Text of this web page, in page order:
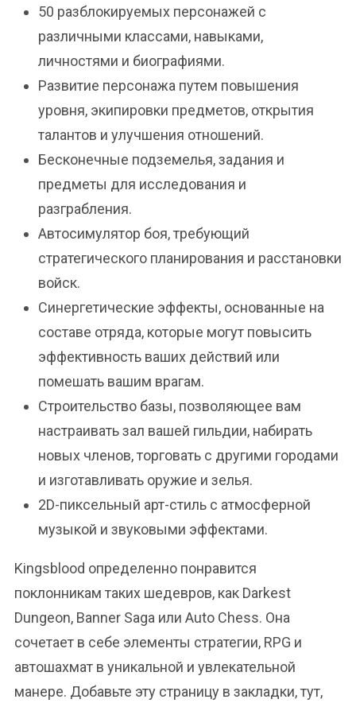
50 разблокируемых персонажей с
различными классами, навыками,
личностями и биографиями.
Развитие персонажа путем повышения
уровня, экипировки предметов, открытия
талантов и улучшения отношений.
Бесконечные подземелья, задания и
предметы для исследования и
разграбления.
Автосимулятор боя, требующий
стратегического планирования и расстановки
войск.
Синергетические эффекты, основанные на
составе отряда, которые могут повысить
эффективность ваших действий или
помешать вашим врагам.
Строительство базы, позволяющее вам
настраивать зал вашей гильдии, набирать
новых членов, торговать с другими городами
и изготавливать оружие и зелья.
2D-пиксельный арт-стиль с атмосферной
музыкой и звуковыми эффектами.
Kingsblood определенно понравится
поклонникам таких шедевров, как Darkest
Dungeon, Banner Saga или Auto Chess. Она
сочетает в себе элементы стратегии, RPG и
автошахмат в уникальной и увлекательной
манере. Добавьте эту страницу в закладки, тут,